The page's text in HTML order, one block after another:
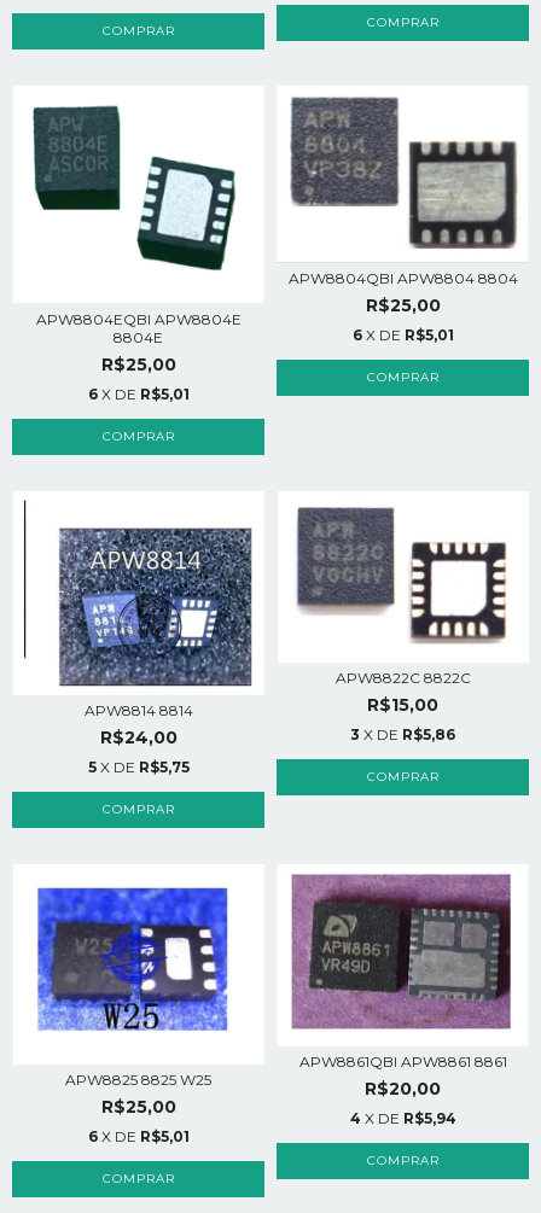
APW8804EQBI APW8804E
8804E
R$25,00
6 X DE R$5,01
APW8804QBI APW8804 8804
R$25,00
6 X DE R$5,01
APW8814 8814
R$24,00
5 X DE R$5,75
APW8822C 8822C
R$15,00
3 X DE R$5,86
APW8825 8825 W25
R$25,00
6 X DE R$5,01
APW8861QBI APW8861 8861
R$20,00
4 X DE R$5,94